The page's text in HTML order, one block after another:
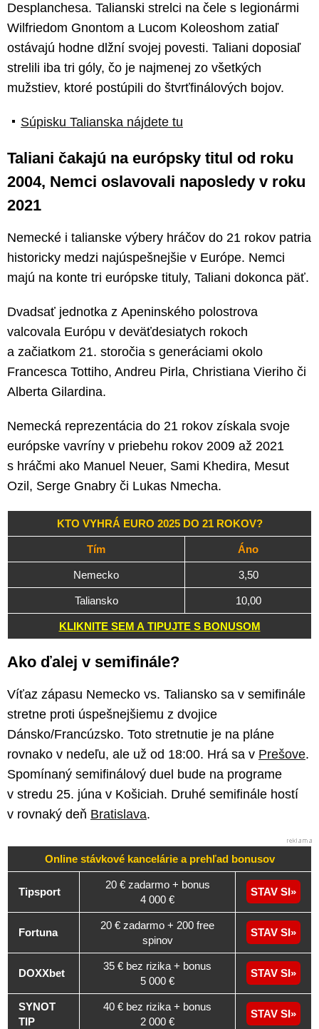
Desplanchesa. Talianski strelci na čele s legionármi
Wilfriedom Gnontom a Lucom Koleoshom zatiaľ
ostávajú hodne dlžní svojej povesti. Taliani doposiaľ
strelili iba tri góly, čo je najmenej zo všetkých
mužstiev, ktoré postúpili do štvrťfinálových bojov.
Súpisku Talianska nájdete tu
Taliani čakajú na európsky titul od roku
2004, Nemci oslavovali naposledy v roku
2021
Nemecké i talianske výbery hráčov do 21 rokov patria
historicky medzi najúspešnejšie v Európe. Nemci
majú na konte tri európske tituly, Taliani dokonca päť.
Dvadsať jednotka z Apeninského polostrova
valcovala Európu v deväťdesiatych rokoch
a začiatkom 21. storočia s generáciami okolo
Francesca Tottiho, Andreu Pirla, Christiana Vieriho či
Alberta Gilardina.
Nemecká reprezentácia do 21 rokov získala svoje
európske vavríny v priebehu rokov 2009 až 2021
s hráčmi ako Manuel Neuer, Sami Khedira, Mesut
Ozil, Serge Gnabry či Lukas Nmecha.
KTO VYHRÁ EURO 2025 DO 21 ROKOV?
Tím Áno
Nemecko 3,50
Taliansko 10,00
KLIKNITE SEM A TIPUJTE S BONUSOM
Ako ďalej v semifinále?
Víťaz zápasu Nemecko vs. Taliansko sa v semifinále
stretne proti úspešnejšiemu z dvojice
Dánsko/Francúzsko. Toto stretnutie je na pláne
rovnako v nedeľu, ale už od 18:00. Hrá sa v Prešove.
Spomínaný semifinálový duel bude na programe
v stredu 25. júna v Košiciah. Druhé semifinále hostí
v rovnaký deň Bratislava.
Online stávkové kancelárie a prehľad bonusov
Tipsport
20 € zadarmo + bonus
4 000 €
STAV SI
Fortuna
20 € zadarmo + 200 free
spinov
STAV SI
DOXXbet
35 € bez rizika + bonus
5 000 €
STAV SI
SYNOT
TIP
40 € bez rizika + bonus
2 000 €
STAV SI